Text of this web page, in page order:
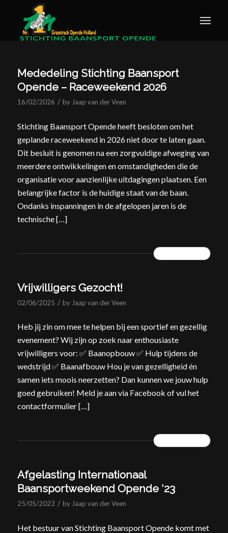
Mededeling Stichting Baansport
Opende – Raceweekend 2026
16/02/2026 / by Jaap van der Veen
Stichting Baansport Opende heeft besloten om het
geplande raceweekend in 2026 niet door te laten gaan.
Dit besluit is genomen na een zorgvuldige afweging van
meerdere ontwikkelingen en omstandigheden die de
organisatie voor aanzienlijke uitdagingen plaatsen. Een
belangrijke factor is de huidige staat van de baan.
Ondanks inspanningen in de afgelopen jaren is de
technische […]
Vrijwilligers Gezocht!
02/06/2025 / by Jaap van der Veen
Heb jij zin om mee te helpen bij een sportief en gezellig
evenement? Wij zijn op zoek naar enthousiaste
vrijwilligers voor: ✅ Baanopbouw ✅ Hulp tijdens de
wedstrijd ✅ Baanafbouw Hou je van gezelligheid én
samen iets moois neerzetten? Dan kunnen we jouw hulp
goed gebruiken! Meld je aan via Facebook of vul het
contactformulier […]
Afgelasting Internationaal
Baansportweekend Opende ‘23
25/05/2023 / by Jaap van der Veen
Het bestuur van Stichting Baansport Opende komt met